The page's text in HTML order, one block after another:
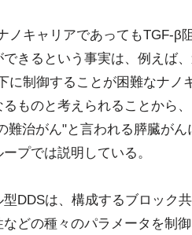
ノキャリアであってもTGF-β
きるという事実は、例えば
に制御することが困難なナ
ものと考えられることから
難治がん"と言われる膵臓が
プでは説明している。
DDSは、構成するブロック
どの種々のパラメータを制